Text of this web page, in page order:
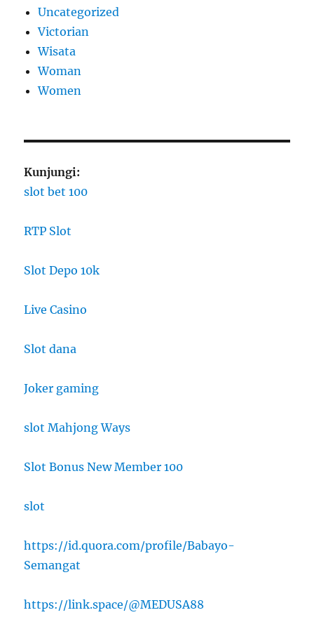
Uncategorized
Victorian
Wisata
Woman
Women
Kunjungi:
slot bet 100
RTP Slot
Slot Depo 10k
Live Casino
Slot dana
Joker gaming
slot Mahjong Ways
Slot Bonus New Member 100
slot
https://id.quora.com/profile/Babayo-
Semangat
https://link.space/@MEDUSA88